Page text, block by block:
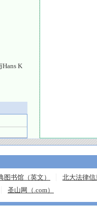
K
图书馆（英文）
北大法律信
圣山网（.com）